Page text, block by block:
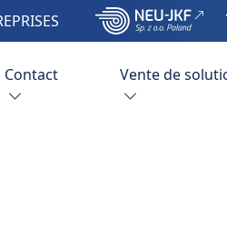
Contact Vente de